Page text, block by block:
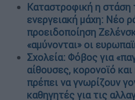
Καταστροφική η στάση
ενεργειακή μάχη: Νέο
προειδοποίηση
«αμύνονται» οι
Σχολεία: Φόβος για
αίθουσες, κορονοϊό
πρέπει να γνωρίζουν
καθηγητές για τις